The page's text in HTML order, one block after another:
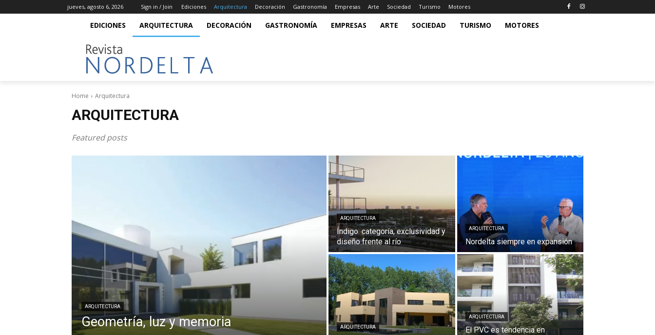
jueves, agosto 6, 2026 Sign in / Join Ediciones Arquitectura Decoración Gastronomía Empresas Arte Sociedad Turismo Motores
EDICIONES ARQUITECTURA DECORACIÓN GASTRONOMÍA EMPRESAS ARTE SOCIEDAD TURISMO MOTORES
Home Arquitectura
ARQUITECTURA
Featured posts
ARQUITECTURA
Geometría, luz y memoria
ARQUITECTURA
Índigo: categoría, exclusividad y
diseño frente al río
ARQUITECTURA
Nordelta siempre en expansión
ARQUITECTURA
ARQUITECTURA
El PVC es tendencia en